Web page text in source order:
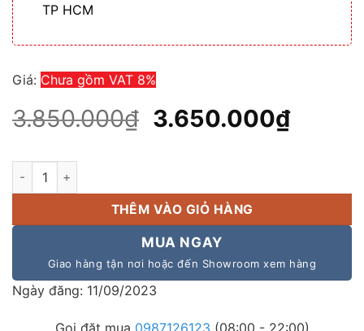
TP HCM
Giá: Chưa gồm VAT 8%
3.850.000₫ Giá
3.850.000₫.
3.650.000₫Giá
là:
Chính hãng Combo 6 Loa Âm Trần Amply Và Quà Tặng số
THÊM VÀO GIỎ HÀNG
MUA NGAY
Giao hàng tận nơi hoặc đến Showroom xem hàng
Ngày đăng: 11/09/2023
Gọi đặt mua 0987126123 (08:00 - 22:00)